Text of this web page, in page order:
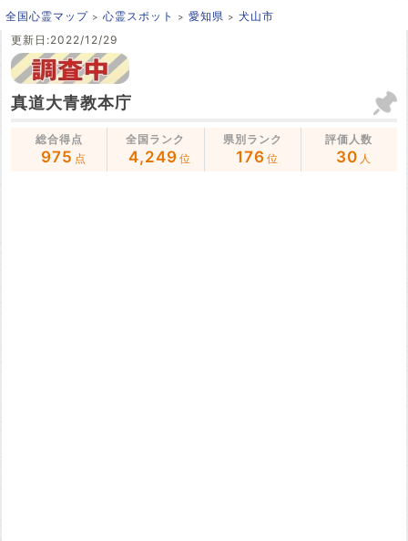
全国心霊マップ 心霊スポット 愛知県
犬山市
更新日:2022/12/29
真道大青教本庁
総合得点
975 点
全国ランク
4,249 位
県別ランク
176 位
評価人数
30 人